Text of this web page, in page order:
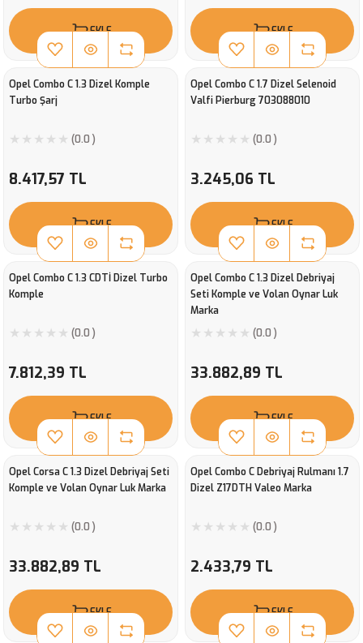
EKLE EKLE
Opel Combo C 1.3 Dizel Komple
Turbo Şarj
(0.0 )
8.417,57 TL
EKLE
Opel Combo C 1.7 Dizel Selenoid
Valfi Pierburg 703088010
(0.0 )
3.245,06 TL
EKLE
Opel Combo C 1.3 CDTİ Dizel Turbo
Komple
(0.0 )
7.812,39 TL
EKLE
Opel Combo C 1.3 Dizel Debriyaj
Seti Komple ve Volan Oynar Luk
Marka
(0.0 )
33.882,89 TL
EKLE
Opel Corsa C 1.3 Dizel Debriyaj Seti
Komple ve Volan Oynar Luk Marka
(0.0 )
33.882,89 TL
EKLE
Opel Combo C Debriyaj Rulmanı 1.7
Dizel Z17DTH Valeo Marka
(0.0 )
2.433,79 TL
EKLE